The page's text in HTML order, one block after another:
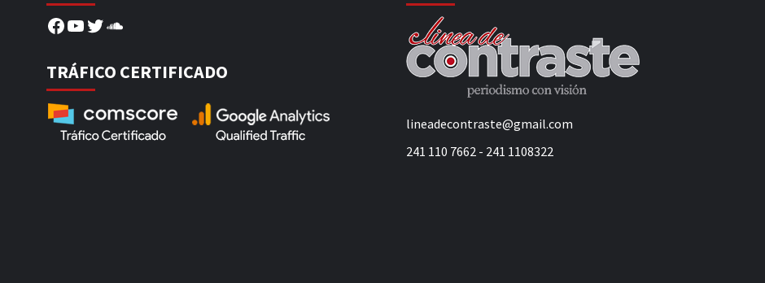
Facebook
YouTube
Twitter
SoundCloud
TRÁFICO CERTIFICADO
lineadecontraste@gmail.com
241 110 7662 - 241 1108322